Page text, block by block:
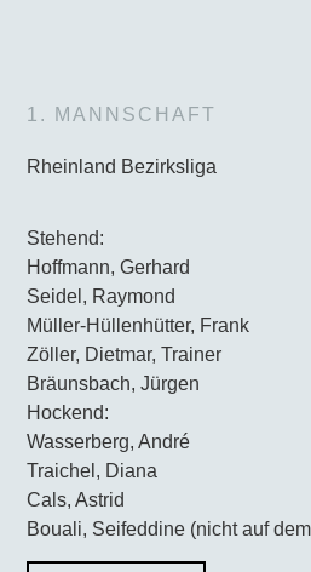
1. MANNSCHAFT
Rheinland Bezirksliga
Stehend:
Hoffmann, Gerhard
Seidel, Raymond
Müller-Hüllenhütter, Frank
Zöller, Dietmar, Trainer
Bräunsbach, Jürgen
Hockend:
Wasserberg, André
Traichel, Diana
Cals, Astrid
Bouali, Seifeddine (nicht auf